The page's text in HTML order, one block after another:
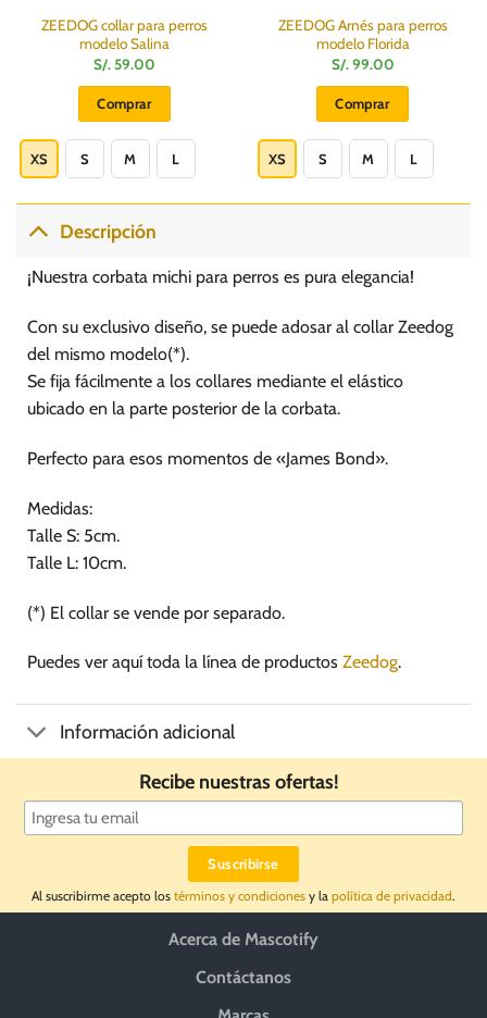
ZEEDOG collar para perros
modelo Salina
S/. 59.00
Comprar
producto
tiene
múltiples
variantes.
opciones
elegir
en
la
página
XS S M L
ZEEDOG Arnés para perros
modelo Florida
S/.99.00
Comprar
producto
tiene
múltiples
opciones
se
elegir
la
producto
XS S M L
Descripción
¡Nuestra corbata michi para perros es pura elegancia!
Con su exclusivo diseño, se puede adosar al collar Zeedog
del mismo modelo(*).
Se fija fácilmente a los collares mediante el elástico
ubicado en la parte posterior de la corbata.
Perfecto para esos momentos de «James Bond».
Medidas:
Talle S: 5cm.
Talle L: 10cm.
(*) El collar se vende por separado.
Puedes ver aquí toda la línea de productos Zeedog.
Información adicional
Recibe nuestras ofertas!
Al suscribirme acepto los términos y condiciones y la política de privacidad.
Acerca de Mascotify
Contáctanos